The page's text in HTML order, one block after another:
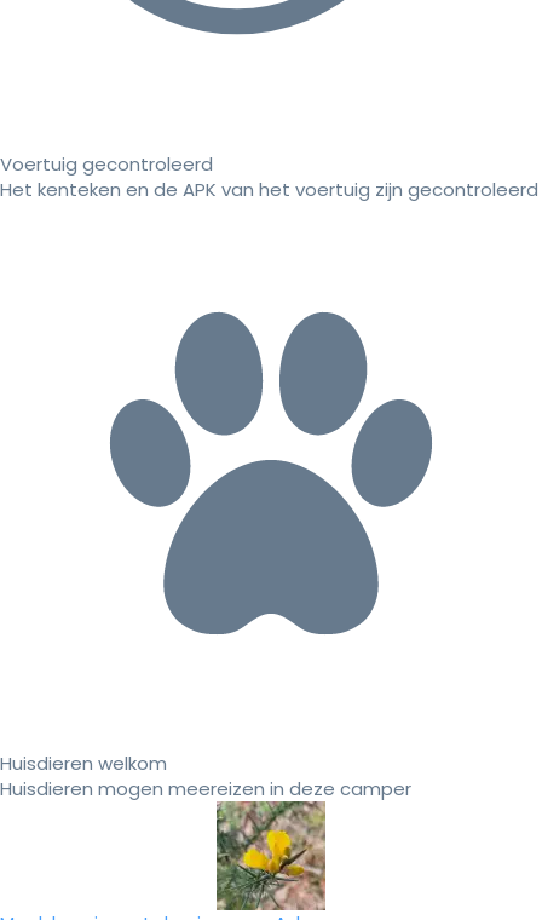
Voertuig gecontroleerd
Het kenteken en de APK van het voertuig zijn gecontroleerd
Huisdieren welkom
Huisdieren mogen meereizen in deze camper